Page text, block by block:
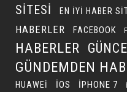
SITESI
EN IYI HABER
HABERLER
FACEBOOK
HABERLER
GÜNDEMDEN
HUAWEI IOS IPHONE 7